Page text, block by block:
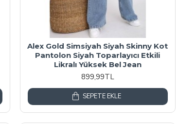
Alex Gold Simsiyah Siyah Skinny Kot
Pantolon Siyah Toparlayıcı Etkili
Likralı Yüksek Bel Jean
899,99TL
SEPETE EKLE